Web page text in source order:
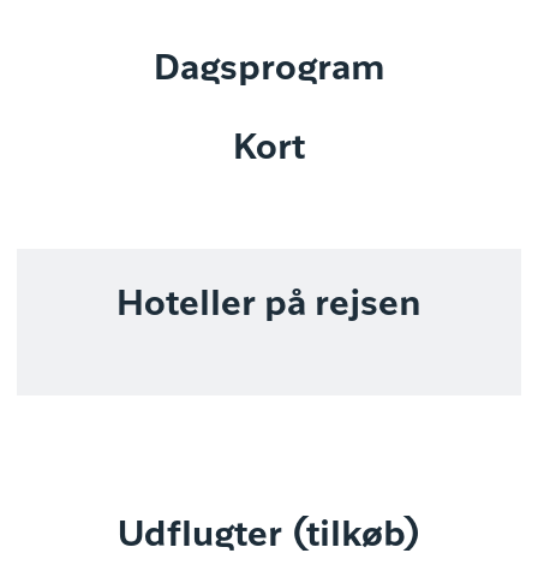
Dagsprogram
Kort
Hoteller på rejsen
Udflugter (tilkøb)